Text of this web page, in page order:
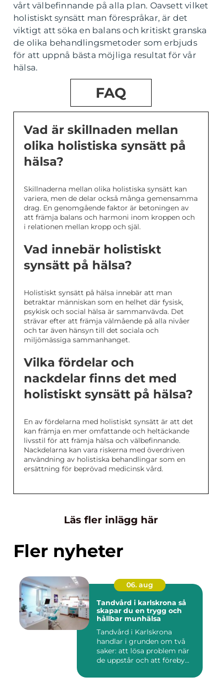
vårt välbefinnande på alla plan. Oavsett vilket
holistiskt synsätt man förespråkar, är det
viktigt att söka en balans och kritiskt granska
de olika behandlingsmetoder som erbjuds
för att uppnå bästa möjliga resultat för vår
hälsa.
FAQ
Vad är skillnaden mellan
olika holistiska synsätt på
hälsa?
Skillnaderna mellan olika holistiska synsätt kan
variera, men de delar också många gemensamma
drag. En genomgående faktor är betoningen av
att främja balans och harmoni inom kroppen och
i relationen mellan kropp och själ.
Vad innebär holistiskt
synsätt på hälsa?
Holistiskt synsätt på hälsa innebär att man
betraktar människan som en helhet där fysisk,
psykisk och social hälsa är sammanvävda. Det
strävar efter att främja välmående på alla nivåer
och tar även hänsyn till det sociala och
miljömässiga sammanhanget.
Vilka fördelar och
nackdelar finns det med
holistiskt synsätt på hälsa?
En av fördelarna med holistiskt synsätt är att det
kan främja en mer omfattande och heltäckande
livsstil för att främja hälsa och välbefinnande.
Nackdelarna kan vara riskerna med överdriven
användning av holistiska behandlingar som en
ersättning för beprövad medicinsk vård.
Läs fler inlägg här
Fler nyheter
06. aug
Tandvård i karlskrona så
skapar du en trygg och
hållbar munhälsa
Tandvård i Karlskrona
handlar i grunden om två
saker: att lösa problem när
de uppstår och att föreby...